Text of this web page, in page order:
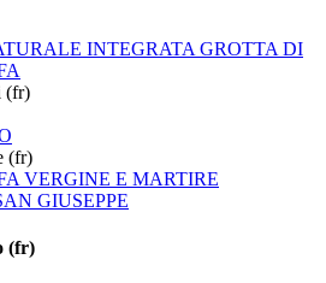
INTEGRATA GROTTA DI
(fr)
(fr)
VERGINE E MARTIRE
GIUSEPPE
(fr)